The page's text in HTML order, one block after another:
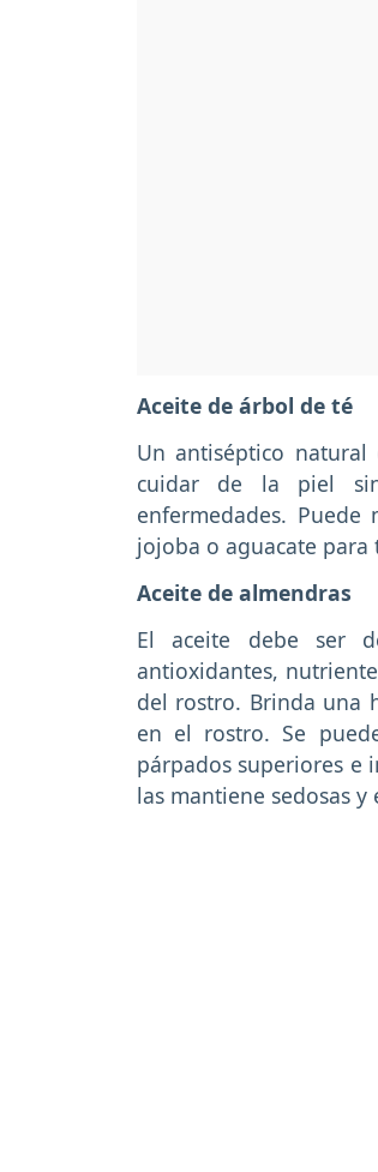
Aceite de árbol de té
Un antiséptico
cuidar de la piel
enfermedades. Puede
jojoba o aguacate para
Aceite de almendras
El aceite debe ser
antioxidantes,
del rostro. Brinda una
en el rostro. Se
párpados superiores e
las mantiene sedosas